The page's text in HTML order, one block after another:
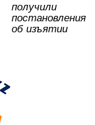
получили
постановления
об изъятии